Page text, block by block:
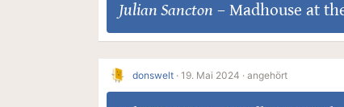
Julian Sancton – Madhouse at
donswelt · 19. Mai 2024 · angehört